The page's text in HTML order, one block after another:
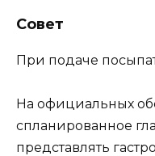
Совет
При подаче
На официальных
спланированное
представлять